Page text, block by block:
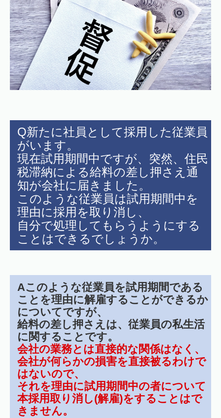
Q新たに社員として採用した従業員
がいます。
現在試用期間中ですが、突然、住民
税滞納による給料の差し押さえ通
知が会社に届きました。
このような従業員は試用期間中を
理由に採用を取り消し、
自分で処理してもらうようにする
ことはできるでしょうか。
Aこのような従業員を試用期間である
ことを理由に解雇することができるか
についてですが、
給料の差し押さえは、従業員の私生活
に関することです。
会社の業務とは直接的な関係はなく、
会社が何らかの損害を直接被るわけで
はないので、
それを理由に試用期間中の者について
本採用取り消し(解雇)をすることはで
きません。